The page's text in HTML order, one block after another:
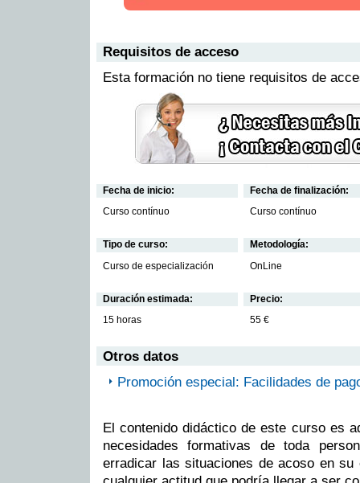
Requisitos de acceso
Esta formación no tiene requisitos de
Fecha de inicio:
Curso contínuo
Fecha de finalización:
Curso contínuo
Tipo de curso:
Curso de especialización
Metodología:
OnLine
Duración estimada:
15 horas
Precio:
55 €
Otros datos
Promoción especial: Facilidades de
El contenido didáctico de este curso es
necesidades formativas de toda
erradicar las situaciones de acoso en